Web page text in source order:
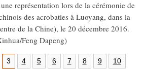
représentation lors de la cérémonie de
des acrobaties à Luoyang, dans la
de la Chine), le 20 décembre 2016.
Feng Dapeng)
3 4 5 6 7 8 9 10